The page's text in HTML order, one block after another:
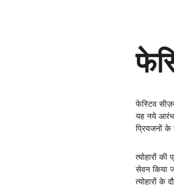
फेस्टिव
यह नये आरंभ
प्रियजनों के
त्योहारों
सेवन किया
त्योहारों के